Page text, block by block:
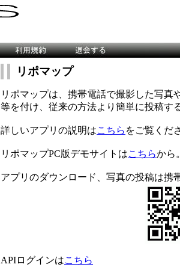
リポマップ
リポマップは、携帯電話で撮影した写真
等を付け、従来の方法より簡単に投稿す
詳しいアプリの説明はこちら をご覧くだ
リポマップPC版デモサイトはこちらから。
アプリのダウンロード、写真の投稿は携
APIログインはこちら